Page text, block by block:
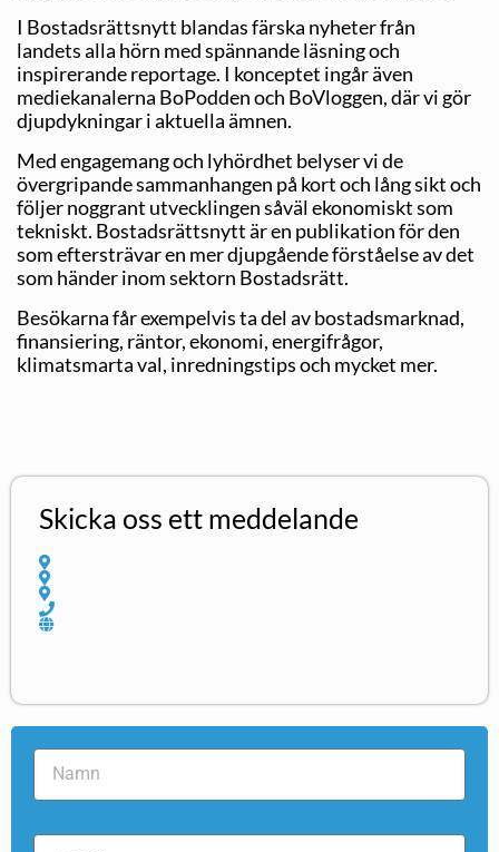
I Bostadsrättsnytt blandas färska nyheter från
landets alla hörn med spännande läsning och
inspirerande reportage. I konceptet ingår även
mediekanalerna BoPodden och BoVloggen, där vi gör
djupdykningar i aktuella ämnen.
Med engagemang och lyhördhet belyser vi de
övergripande sammanhangen på kort och lång sikt och
följer noggrant utvecklingen såväl ekonomiskt som
tekniskt. Bostadsrättsnytt är en publikation för den
som eftersträvar en mer djupgående förståelse av det
som händer inom sektorn Bostadsrätt.
Besökarna får exempelvis ta del av bostadsmarknad,
finansiering, räntor, ekonomi, energifrågor,
klimatsmarta val, inredningstips och mycket mer.
Skicka oss ett meddelande